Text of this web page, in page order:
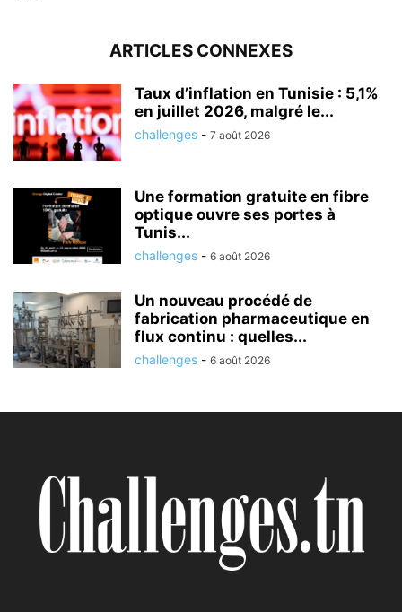
ARTICLES CONNEXES
Taux d’inflation en Tunisie : 5,1%
en juillet 2026, malgré le...
challenges - 7 août 2026
Une formation gratuite en fibre
optique ouvre ses portes à
Tunis...
challenges - 6 août 2026
Un nouveau procédé de
fabrication pharmaceutique en
flux continu : quelles...
challenges - 6 août 2026